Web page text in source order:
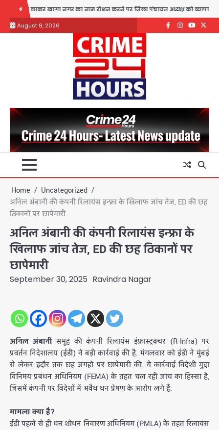
content
लाकर खागा नगर का नाम रोशन करने पर जिला पंचायत अध्यक्ष को व्यापार मंडल ने किया
August 9, 2026 FacebookInstagram
youtube
Home
Uncategorized
अनिल अंबानी की कंपनी रिलायंस इन्फ्रा के खिलाफ जांच तेज, ED की छह
ठिकानों पर छापेमारी
अनिल अंबानी की कंपनी रिलायंस इन्फ्रा के
खिलाफ जांच तेज, ED की छह ठिकानों पर
छापेमारी
September 30, 2025 Ravindra Nagar
अनिल अंबानीसमूह की कंपनी रिलायंस इंफ्रास्ट्रक्चर (R-Infra) पर
प्रवर्तन निदेशालय (ईडी) ने बड़ी कार्रवाई की है. मंगलवार को ईडी ने मुंबई
से लेकर इंदौर तक छह जगहों पर छापेमारी की. ये कार्रवाई विदेशी मुद्रा
विनिमय प्रबंधन अधिनियम (FEMA) के तहत चल रही जांच का हिस्सा है,
जिसमें कंपनी पर विदेशों में अवैध धन प्रेषण के आरोप लगे हैं.
मामला क्या है?
ईडी पहले से ही धन शोधन निवारण अधिनियम (PMLA) के तहत रिलायंस